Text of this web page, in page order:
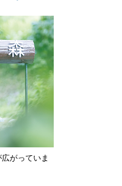
がっていま